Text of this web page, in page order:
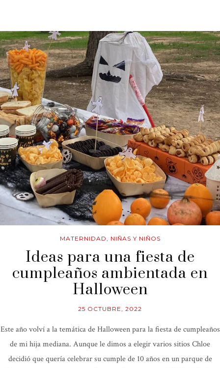
MATERNIDAD, NIÑAS Y NIÑOS
Ideas para una fiesta de
cumpleaños ambientada en
Halloween
25 OCTUBRE, 2022
Este año volví a la temática de Halloween para la fiesta de cumpleaños
de mi hija mediana. Aunque le dimos a elegir varios sitios Chloe
decidió que quería celebrar su cumple de 10 años en un parque de